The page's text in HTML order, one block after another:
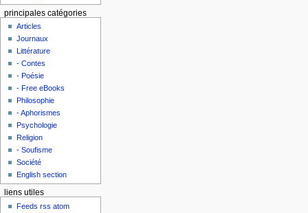
principales catégories
Articles
Journaux
Littérature
- Contes
- Poésie
- Free eBooks
Philosophie
- Aphorismes
Psychologie
Religion
- Soufisme
Société
English section
liens utiles
Feeds rss atom